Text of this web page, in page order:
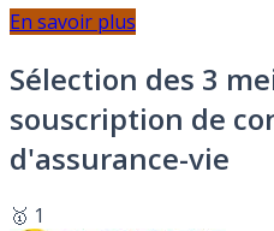
En savoir plus
Sélection des 3
souscription de
d'assurance-vie
🥇 1